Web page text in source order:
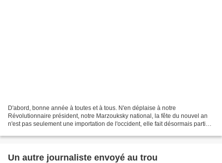
D'abord, bonne année à toutes et à tous. N'en déplaise à notre
Révolutionnaire président, notre Marzouksky national, la fête du nouvel an
n'est pas seulement une importation de l'occident, elle fait désormais partie
Un autre journaliste envoyé au trou